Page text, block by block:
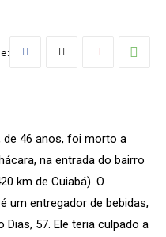
de 46 anos, foi morto a
na entrada do bairro
km de Cuiabá). O
um entregador de bebidas,
57. Ele teria culpado a